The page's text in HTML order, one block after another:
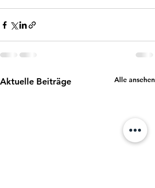
Aktuelle Beiträge Alle ansehen